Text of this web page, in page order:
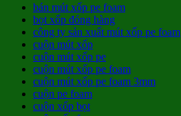
bán mút xốp pe foam
bọt xốp đóng hàng
công ty sản xuất mút xốp pe foam
cuộn mút xốp
cuộn mút xốp pe
cuộn mút xốp pe foam
cuộn mút xốp pe foam 3mm
cuộn pe foam
cuộn xốp bọt